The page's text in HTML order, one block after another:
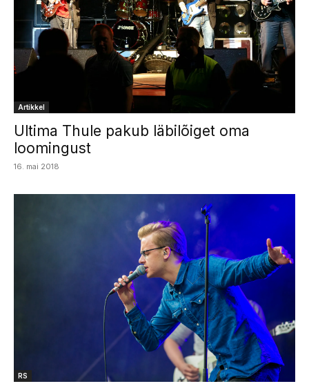
Artikkel
Ultima Thule pakub läbilõiget oma
loomingust
16. mai 2018
RS